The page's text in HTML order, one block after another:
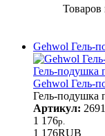
Товаров
Gehwol Гель-
Гель-подушка
Gehwol Гель-
Гель-подушка
Артикул:
1 176р.
1 176RUB